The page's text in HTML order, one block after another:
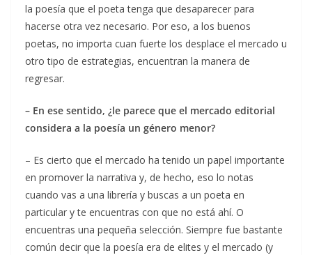
la poesía que el poeta tenga que desaparecer para
hacerse otra vez necesario. Por eso, a los buenos
poetas, no importa cuan fuerte los desplace el mercado u
otro tipo de estrategias, encuentran la manera de
regresar.
– En ese sentido, ¿le parece que el mercado editorial
considera a la poesía un género menor?
– Es cierto que el mercado ha tenido un papel importante
en promover la narrativa y, de hecho, eso lo notas
cuando vas a una librería y buscas a un poeta en
particular y te encuentras con que no está ahí. O
encuentras una pequeña selección. Siempre fue bastante
común decir que la poesía era de elites y el mercado (y